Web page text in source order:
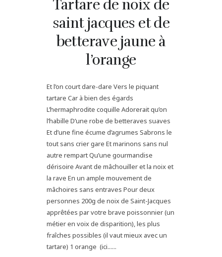
Tartare de noix de
saint jacques et de
betterave jaune à
l’orange
Et l’on court dare-dare Vers le piquant
tartare Car à bien des égards
L’hermaphrodite coquille Adorerait qu’on
l’habille D’une robe de betteraves suaves
Et d’une fine écume d’agrumes Sabrons le
tout sans crier gare Et marinons sans nul
autre rempart Qu’une gourmandise
dérisoire Avant de mâchouiller et la noix et
la rave En un ample mouvement de
mâchoires sans entraves Pour deux
personnes 200g de noix de Saint-Jacques
apprêtées par votre brave poissonnier (un
métier en voix de disparition), les plus
fraîches possibles (il vaut mieux avec un
tartare) 1 orange (ici......